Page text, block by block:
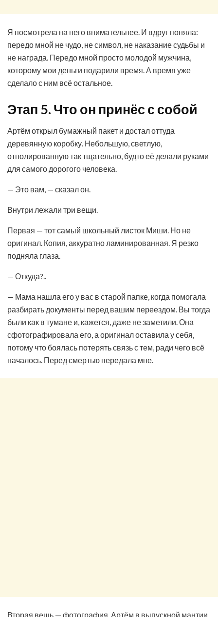
Я посмотрела на него внимательнее. И вдруг поняла:
передо мной не чудо, не символ, не наказание судьбы и
не награда. Передо мной просто молодой мужчина,
которому мои деньги подарили время. А время уже
сделало с ним всё остальное.
Этап 5. Что он принёс с собой
Артём открыл бумажный пакет и достал оттуда
деревянную коробку. Небольшую, светлую,
отполированную так тщательно, будто её делали руками
для самого дорогого человека.
— Это вам, — сказал он.
Внутри лежали три вещи.
Первая — тот самый школьный листок Миши. Но не
оригинал. Копия, аккуратно ламинированная. Я резко
подняла глаза.
— Откуда?..
— Мама нашла его у вас в старой папке, когда помогала
разбирать документы перед вашим переездом. Вы тогда
были как в тумане и, кажется, даже не заметили. Она
сфотографировала его, а оригинал оставила у себя,
потому что боялась потерять связь с тем, ради чего всё
началось. Перед смертью передала мне.
Вторая вещь — фотография. Артём в выпускной мантии,